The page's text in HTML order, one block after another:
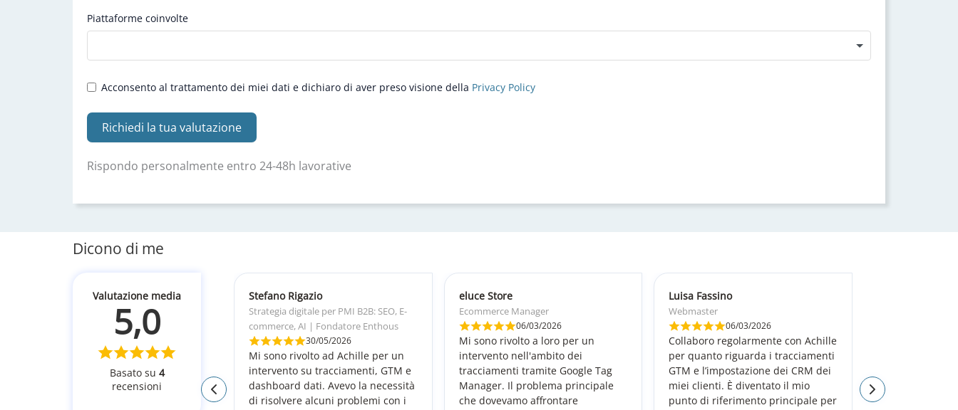
Piattaforme coinvolte
Acconsento al trattamento dei miei dati e dichiaro di aver preso visione della Privacy Policy
Richiedi la tua valutazione
Rispondo personalmente entro 24-48h lavorative
Dicono di me
Valutazione media
5,0
Basato su 4
recensioni
Stefano Rigazio
Strategia digitale per PMI B2B: SEO, E-
commerce, AI | Fondatore Enthous
30/05/2026
Mi sono rivolto ad Achille per un
intervento su tracciamenti, GTM e
dashboard dati. Avevo la necessità
di risolvere alcuni problemi con i
eluce Store
Ecommerce Manager
06/03/2026
Mi sono rivolto a loro per un
intervento nell'ambito dei
tracciamenti tramite Google Tag
Manager. Il problema principale
che dovevamo affrontare
Luisa Fassino
Webmaster
06/03/2026
Collaboro regolarmente con Achille
per quanto riguarda i tracciamenti
GTM e l’impostazione dei CRM dei
miei clienti. È diventato il mio
punto di riferimento principale per